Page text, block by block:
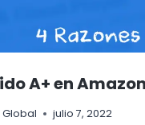
A+ en Amazon
julio 7, 2022